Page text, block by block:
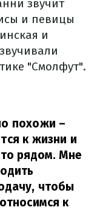
звучит
и певицы
и
"Смолфут".
похожи –
к жизни и
рядом. Мне
чтобы
к